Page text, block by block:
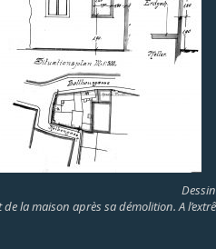
la maison après sa démolition. A